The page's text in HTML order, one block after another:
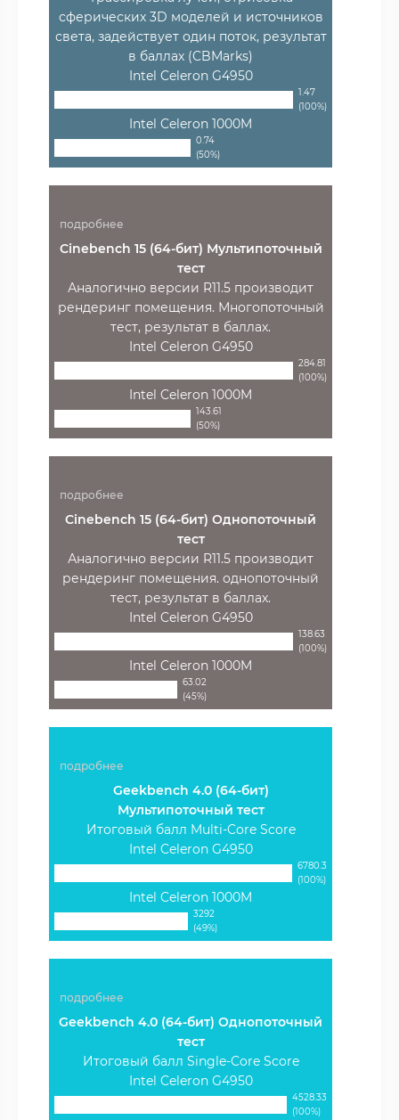
сферических 3D моделей и источников
света, задействует один поток, результат
в баллах (CBMarks)
Intel Celeron G4950
1.47
(100%)
Intel Celeron 1000M
0.74
(50%)
подробнее
Cinebench 15 (64-бит) Мультипоточный
тест
Аналогично версии R11.5 производит
рендеринг помещения. Многопоточный
тест, результат в баллах.
Intel Celeron G4950
284.81
(100%)
Intel Celeron 1000M
143.61
(50%)
подробнее
Cinebench 15 (64-бит) Однопоточный
тест
Аналогично версии R11.5 производит
рендеринг помещения. однопоточный
тест, результат в баллах.
Intel Celeron G4950
138.63
(100%)
Intel Celeron 1000M
63.02
(45%)
подробнее
Geekbench 4.0 (64-бит)
Мультипоточный тест
Итоговый балл Multi-Core Score
Intel Celeron G4950
6780.3
(100%)
Intel Celeron 1000M
3292
(49%)
подробнее
Geekbench 4.0 (64-бит) Однопоточный
тест
Итоговый балл Single-Core Score
Intel Celeron G4950
4528.33
(100%)